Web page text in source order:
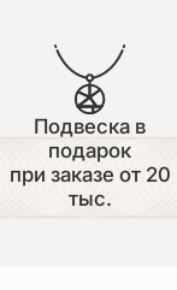
Подвеска в
подарок
при заказе от 20
тыс.